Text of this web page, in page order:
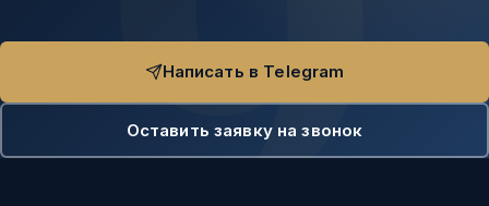
Написать в Telegram
Оставить заявку на звонок